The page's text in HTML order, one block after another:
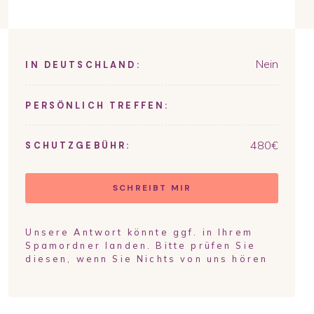
IN DEUTSCHLAND: Nein
PERSÖNLICH TREFFEN:
SCHUTZGEBÜHR: 480€
SCHREIBT MIR
Unsere Antwort könnte ggf. in Ihrem
Spamordner landen. Bitte prüfen Sie
diesen, wenn Sie Nichts von uns hören